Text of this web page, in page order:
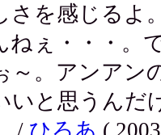
さを感じるよ
ねぇ・・・。
～。アンアン
いと思うんだ
/ ひろあ (